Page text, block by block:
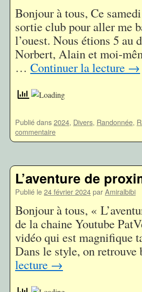
Bonjour à tous, Ce
sortie club pour aller me
l’ouest. Nous étions 5 au
Norbert, Alain et moi-
… Continuer la lecture →
Publié dans2024, Divers, Randonnée,
commentaire
L’aventure de
Publié le24 février 2024parAmiralbibi
Bonjour à tous, «
de la chaine Youtube
vidéo qui est magnifique
Dans le style, on
lecture →